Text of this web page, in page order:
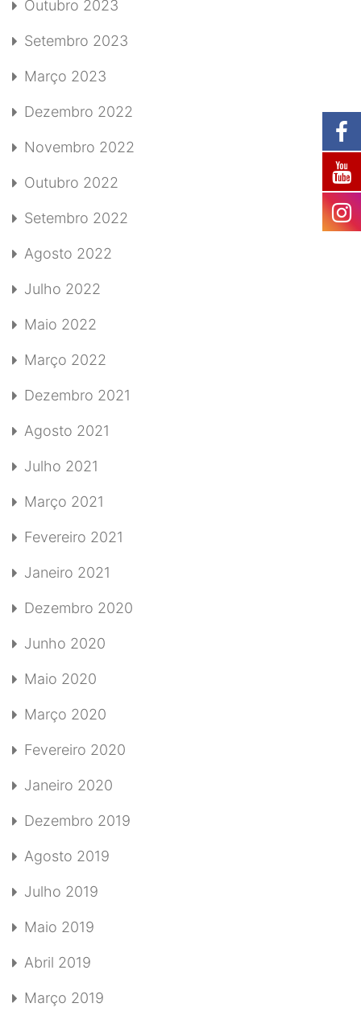
Outubro 2023
Setembro 2023
Março 2023
Dezembro 2022
Novembro 2022
Outubro 2022
Setembro 2022
Agosto 2022
Julho 2022
Maio 2022
Março 2022
Dezembro 2021
Agosto 2021
Julho 2021
Março 2021
Fevereiro 2021
Janeiro 2021
Dezembro 2020
Junho 2020
Maio 2020
Março 2020
Fevereiro 2020
Janeiro 2020
Dezembro 2019
Agosto 2019
Julho 2019
Maio 2019
Abril 2019
Março 2019